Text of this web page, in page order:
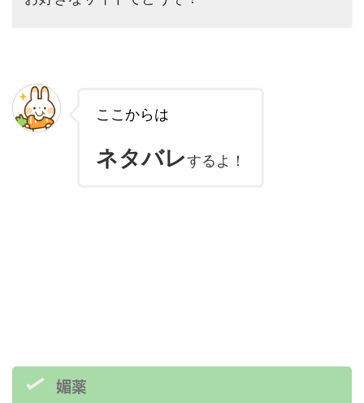
ここからは
ネタバレするよ！
媚薬